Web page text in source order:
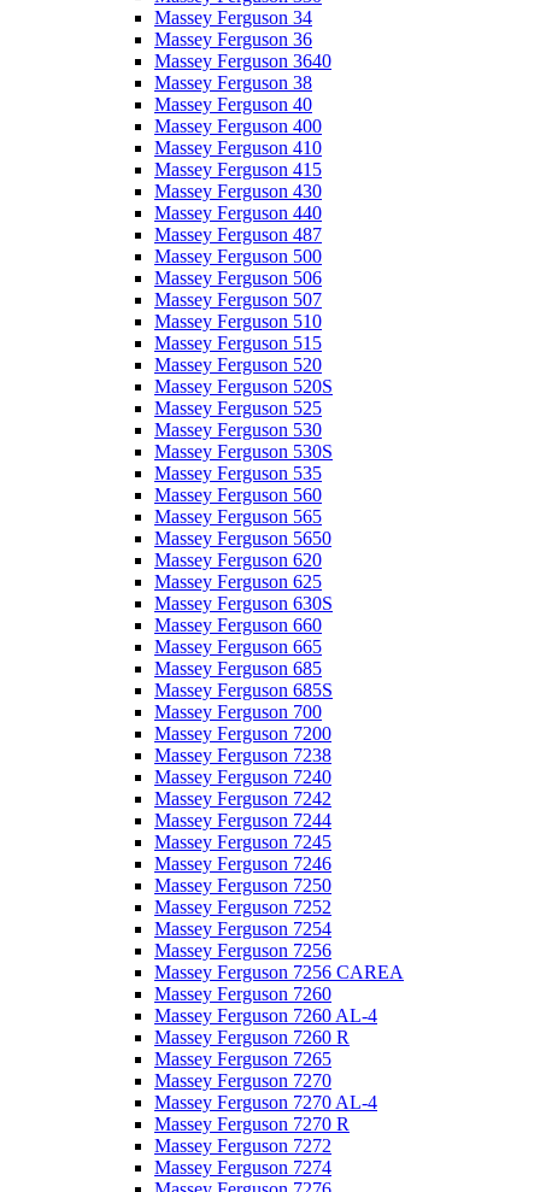
Massey Ferguson 34
Massey Ferguson 36
Massey Ferguson 3640
Massey Ferguson 38
Massey Ferguson 40
Massey Ferguson 400
Massey Ferguson 410
Massey Ferguson 415
Massey Ferguson 430
Massey Ferguson 440
Massey Ferguson 487
Massey Ferguson 500
Massey Ferguson 506
Massey Ferguson 507
Massey Ferguson 510
Massey Ferguson 515
Massey Ferguson 520
Massey Ferguson 520S
Massey Ferguson 525
Massey Ferguson 530
Massey Ferguson 530S
Massey Ferguson 535
Massey Ferguson 560
Massey Ferguson 565
Massey Ferguson 5650
Massey Ferguson 620
Massey Ferguson 625
Massey Ferguson 630S
Massey Ferguson 660
Massey Ferguson 665
Massey Ferguson 685
Massey Ferguson 685S
Massey Ferguson 700
Massey Ferguson 7200
Massey Ferguson 7238
Massey Ferguson 7240
Massey Ferguson 7242
Massey Ferguson 7244
Massey Ferguson 7245
Massey Ferguson 7246
Massey Ferguson 7250
Massey Ferguson 7252
Massey Ferguson 7254
Massey Ferguson 7256
Massey Ferguson 7256 CAREA
Massey Ferguson 7260
Massey Ferguson 7260 AL-4
Massey Ferguson 7260 R
Massey Ferguson 7265
Massey Ferguson 7270
Massey Ferguson 7270 AL-4
Massey Ferguson 7270 R
Massey Ferguson 7272
Massey Ferguson 7274